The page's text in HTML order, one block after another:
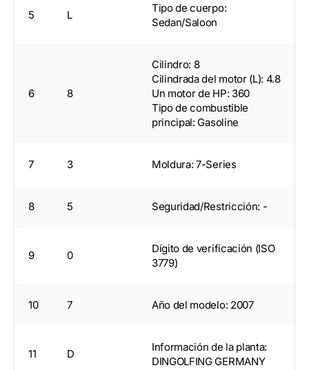
5 L
Tipo de cuerpo:
Sedan/Saloon
6 8
Cilindro: 8
Cilindrada del motor (L): 4.8
Un motor de HP: 360
Tipo de combustible
principal: Gasoline
7 3 Moldura: 7-Series
8 5 Seguridad/Restricción: -
9 0
Dígito de verificación (ISO
3779)
10 7 Año del modelo: 2007
11 D
Información de la planta:
DINGOLFING GERMANY